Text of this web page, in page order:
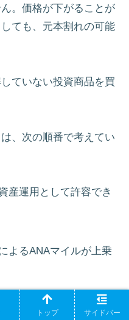
。価格が下がることが
ても、元本割れの可能
ていない投資商品を買
、次の順番で考えてい
産運用として許容でき
よるANAマイルが上乗
トップ サイドバー